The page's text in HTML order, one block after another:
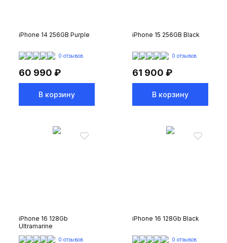
iPhone 14 256GB Purple
0 отзывов
60 990 ₽
В корзину
iPhone 15 256GB Black
0 отзывов
61 900 ₽
В корзину
iPhone 16 128Gb
Ultramarine
0 отзывов
iPhone 16 128Gb Black
0 отзывов